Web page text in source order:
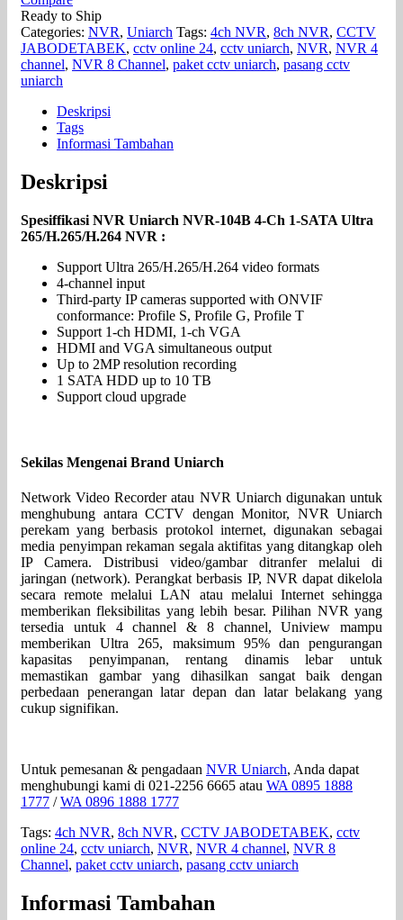
Ready to Ship
Categories: NVR, Uniarch Tags: 4ch NVR, 8ch NVR, CCTV
JABODETABEK, cctv online 24, cctv uniarch, NVR, NVR 4
channel, NVR 8 Channel, paket cctv uniarch, pasang cctv
uniarch
Deskripsi
Tags
Informasi Tambahan
Deskripsi
Spesiffikasi NVR Uniarch NVR-104B 4-Ch 1-SATA Ultra
265/H.265/H.264 NVR :
Support Ultra 265/H.265/H.264 video formats
4-channel input
Third-party IP cameras supported with ONVIF
conformance: Profile S, Profile G, Profile T
Support 1-ch HDMI, 1-ch VGA
HDMI and VGA simultaneous output
Up to 2MP resolution recording
1 SATA HDD up to 10 TB
Support cloud upgrade
Sekilas Mengenai Brand Uniarch
Network Video Recorder atau NVR Uniarch digunakan untuk
menghubung antara CCTV dengan Monitor, NVR Uniarch
perekam yang berbasis protokol internet, digunakan sebagai
media penyimpan rekaman segala aktifitas yang ditangkap oleh
IP Camera. Distribusi video/gambar ditranfer melalui di
jaringan (network). Perangkat berbasis IP, NVR dapat dikelola
secara remote melalui LAN atau melalui Internet sehingga
memberikan fleksibilitas yang lebih besar. Pilihan NVR yang
tersedia untuk 4 channel & 8 channel, Uniview mampu
memberikan Ultra 265, maksimum 95% dan pengurangan
kapasitas penyimpanan, rentang dinamis lebar untuk
memastikan gambar yang dihasilkan sangat baik dengan
perbedaan penerangan latar depan dan latar belakang yang
cukup signifikan.
Untuk pemesanan & pengadaan NVR Uniarch, Anda dapat
menghubungi kami di 021-2256 6665 atau WA 0895 1888
1777 /WA 0896 1888 1777
Tags: 4ch NVR, 8ch NVR, CCTV JABODETABEK, cctv
online 24, cctv uniarch, NVR, NVR 4 channel, NVR 8
Channel, paket cctv uniarch, pasang cctv uniarch
Informasi Tambahan